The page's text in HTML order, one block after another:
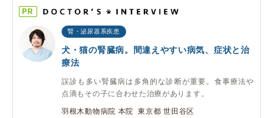
PR
腎・泌尿器系疾患
犬・猫の腎臓病。間違えやすい病気、症状と治
療法
誤診も多い腎臓病は多角的な診断が重要。食事療法や
点滴もその子に合わせた治療があります。
羽根木動物病院 本院 東京都 世田谷区